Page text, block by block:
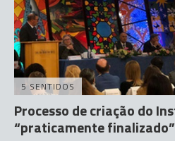
5 SENTIDOS
Processo de criação do
“praticamente finalizado”